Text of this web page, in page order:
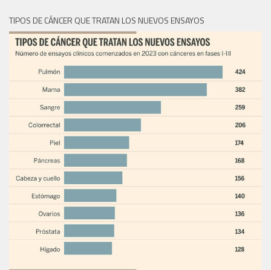
TIPOS DE CÁNCER QUE TRATAN LOS NUEVOS ENSAYOS